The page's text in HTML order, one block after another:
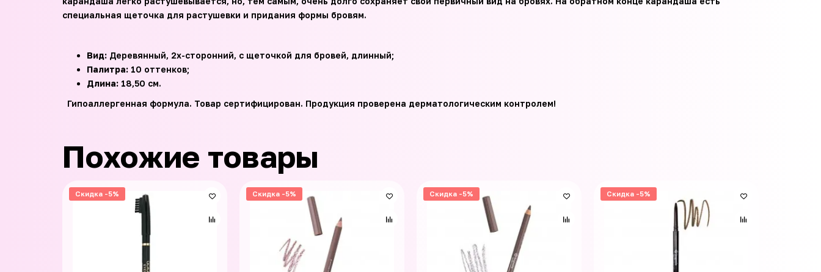
специальная щеточка для растушевки и придания формы бровям.
Вид: Деревянный, 2х-сторонний, с щеточкой для бровей, длинный;
Палитра: 10 оттенков;
Длина: 18,50 см.
Гипоаллергенная формула. Товар сертифицирован. Продукция проверена дерматологическим контролем!
Похожие товары
Скидка -5% Скидка -5% Скидка -5% Скидка -5%